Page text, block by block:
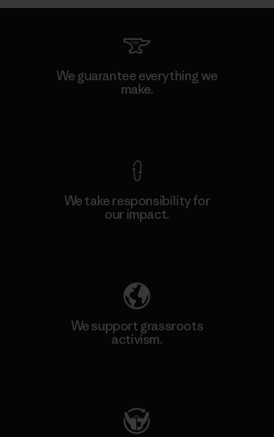
We guarantee everything we
make.
We take responsibility for
our impact.
We support grassroots
activism.